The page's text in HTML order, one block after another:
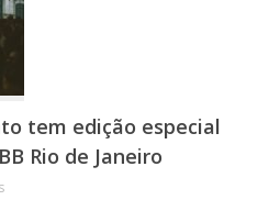
tem edição especial
Rio de Janeiro